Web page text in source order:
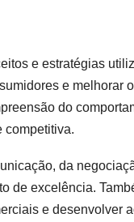
e estratégias
e melhorar
do
competitiva.
da
de excelência.
e desenvolver